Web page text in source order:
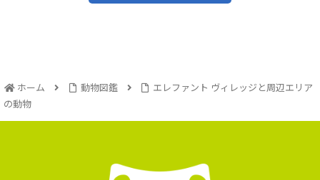
ホーム 動物図鑑
エレファント ヴィレッジと周辺エリア
の動物